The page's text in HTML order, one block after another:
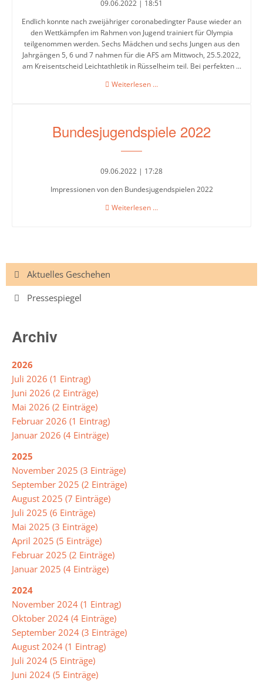
6
Stufenleitung
Jg.
7-
Sekretariat
Schulgesundheitsfachkraft
Jahrgänge
5
6
Jahrgang
7
Jahrgang
Jahrgang
9
Jahrgang
10
Intensivklasse
Elternvertretung
Schülervertretung
Schulsprecher/in
Schülerrat
09.06.2022 | 18:51
Endlich konnte nach zweijähriger coronabedingter Pause wieder an
den Wettkämpfen im Rahmen von Jugend trainiert für Olympia
teilgenommen werden. Sechs Mädchen und sechs Jungen aus den
Jahrgängen 5, 6 und 7 nahmen für die AFS am Mittwoch, 25.5.2022,
am Kreisentscheid Leichtathletik in Rüsselheim teil. Bei perfekten ...
Weiterlesen …
für
Olympia
Bundesjugendspiele 2022
09.06.2022 | 17:28
Impressionen von den Bundesjugendspielen 2022
Weiterlesen …
Navigation
überspringen
Aktuelles Geschehen
Pressespiegel
Archiv
2026
Juli 2026 (1 Eintrag)
Juni 2026 (2 Einträge)
Mai 2026 (2 Einträge)
Februar 2026 (1 Eintrag)
Januar 2026 (4 Einträge)
2025
November 2025 (3 Einträge)
September 2025 (2 Einträge)
August 2025 (7 Einträge)
Juli 2025 (6 Einträge)
Mai 2025 (3 Einträge)
April 2025 (5 Einträge)
Februar 2025 (2 Einträge)
Januar 2025 (4 Einträge)
2024
November 2024 (1 Eintrag)
Oktober 2024 (4 Einträge)
September 2024 (3 Einträge)
August 2024 (1 Eintrag)
Juli 2024 (5 Einträge)
Juni 2024 (5 Einträge)